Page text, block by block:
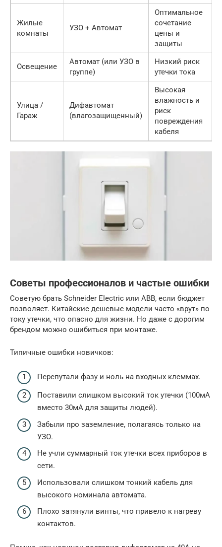
Жилые
комнаты
УЗО + Автомат
Оптимальное
сочетание
цены и
защиты
Освещение
Автомат (или УЗО в
группе)
Низкий риск
утечки тока
Улица /
Гараж
Дифавтомат
(влагозащищенный)
Высокая
влажность и
риск
повреждения
кабеля
Советы профессионалов и частые ошибки
Советую брать Schneider Electric или ABB, если бюджет
позволяет. Китайские дешевые модели часто «врут» по
току утечки, что опасно для жизни. Но даже с дорогим
брендом можно ошибиться при монтаже.
Типичные ошибки новичков:
Перепутали фазу и ноль на входных клеммах.
Поставили слишком высокий ток утечки (100мА
вместо 30мА для защиты людей).
Забыли про заземление, полагаясь только на
УЗО.
Не учли суммарный ток утечки всех приборов в
сети.
Использовали слишком тонкий кабель для
высокого номинала автомата.
Плохо затянули винты, что привело к нагреву
контактов.